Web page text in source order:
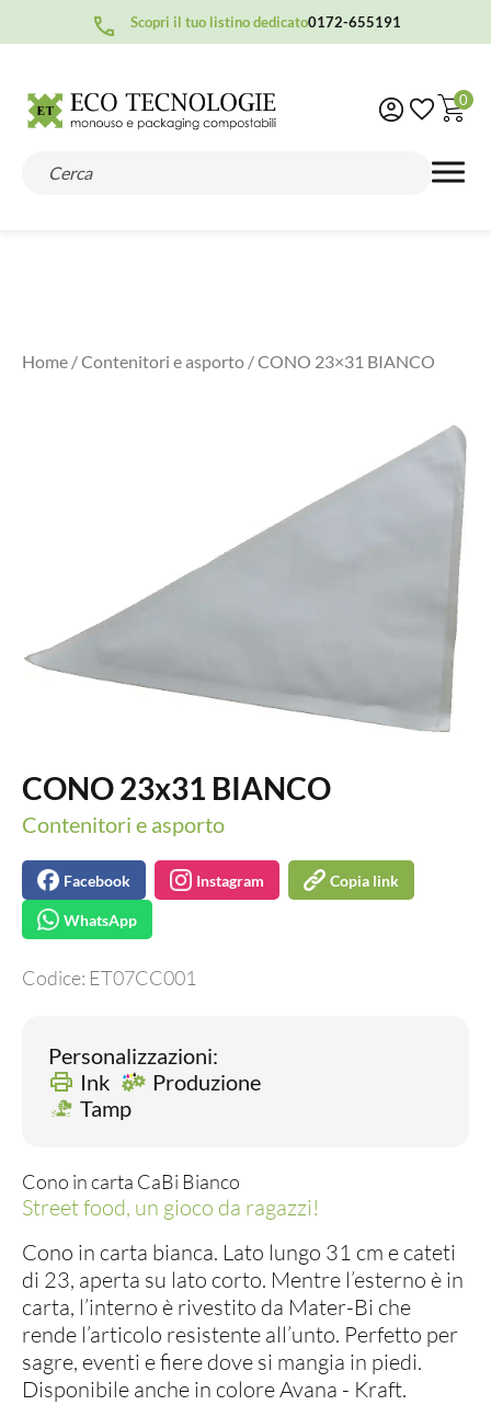
Scopri il tuo listino dedicato0172-655191
0
Home /Contenitori e asporto / CONO 23×31 BIANCO
CONO 23x31 BIANCO
Contenitori e asporto
Facebook Instagram Copia link
WhatsApp
Codice: ET07CC001
Personalizzazioni:
Ink
Produzione
Tamp
Cono in carta CaBi Bianco
Street food, un gioco da ragazzi!
Cono in carta bianca. Lato lungo 31 cm e cateti
di 23, aperta su lato corto. Mentre l’esterno è in
carta, l’interno è rivestito da Mater-Bi che
rende l’articolo resistente all’unto. Perfetto per
sagre, eventi e fiere dove si mangia in piedi.
Disponibile anche in colore Avana - Kraft.